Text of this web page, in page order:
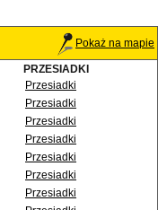
Pokaż na mapie
PRZESIADKI
Przesiadki
Przesiadki
Przesiadki
Przesiadki
Przesiadki
Przesiadki
Przesiadki